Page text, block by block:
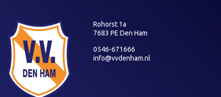
Rohorst 1a
7683 PE Den Ham
0546-671666
info@vvdenham.nl